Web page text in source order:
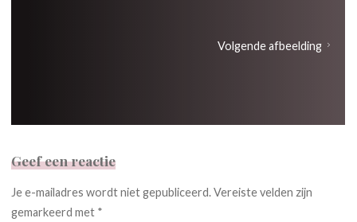
Volgende afbeelding
Geef een reactie
Je e-mailadres wordt niet gepubliceerd.Vereiste velden zijn
gemarkeerd met *